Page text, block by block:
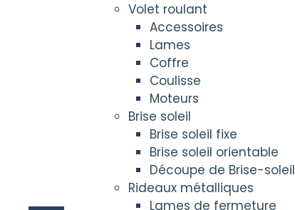
Volet roulant
Accessoires
Lames
Coffre
Coulisse
Moteurs
Brise soleil
Brise soleil fixe
Brise soleil orientable
Découpe de Brise-soleil
Rideaux métalliques
Lames de fermeture